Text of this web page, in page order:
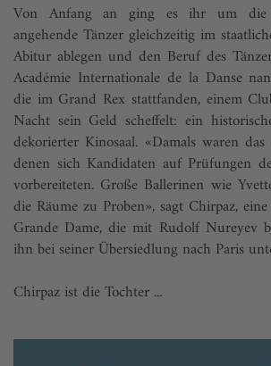
Von Anfang an ging es ihr um die
angehende Tänzer gleichzeitig im
Abitur ablegen und den Beruf des
Académie Internationale de la Danse
die im Grand Rex stattfanden, einem
Nacht sein Geld scheffelt: ein
dekorierter Kinosaal. «Damals waren
denen sich Kandidaten auf Prüfungen
vorbereiteten. Große Ballerinen wie
die Räume zu Proben», sagt Chirpaz,
Grande Dame, die mit Rudolf Nureyev
ihn bei seiner Übersiedlung nach Paris
Chirpaz ist die Tochter ...